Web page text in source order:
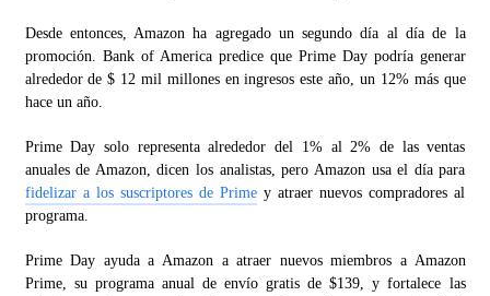
Desde entonces, Amazon ha agregado un segundo día al día de la
promoción. Bank of America predice que Prime Day podría generar
alrededor de $ 12 mil millones en ingresos este año, un 12% más que
hace un año.
Prime Day solo representa alrededor del 1% al 2% de las ventas
anuales de Amazon, dicen los analistas, pero Amazon usa el día para
fidelizar a los suscriptores de Prime y atraer nuevos compradores al
programa.
Prime Day ayuda a Amazon a atraer nuevos miembros a Amazon
Prime, su programa anual de envío gratis de $139, y fortalece las